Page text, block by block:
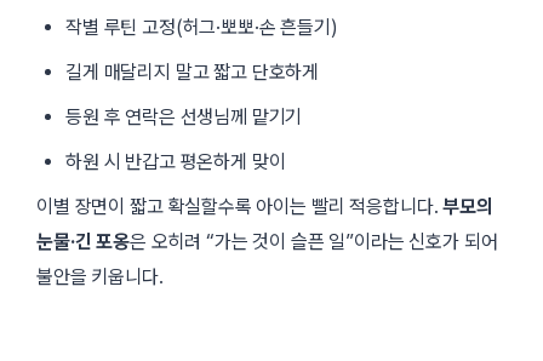
작별 루틴 고정(허그·뽀뽀·손 흔들기)
길게 매달리지 말고 짧고 단호하게
등원 후 연락은 선생님께 맡기기
하원 시 반갑고 평온하게 맞이
이별 장면이 짧고 확실할수록 아이는 빨리 적응합니다.부모의
눈물·긴 포옹은 오히려 “가는 것이 슬픈 일”이라는 신호가 되어
불안을 키웁니다.